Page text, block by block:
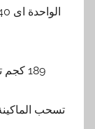
189 كجم تقريبي يزداد او ينقص حسب التحديثات